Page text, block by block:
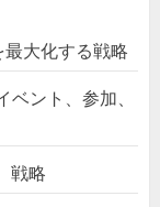
大化する戦略
ント、参加、
戦略